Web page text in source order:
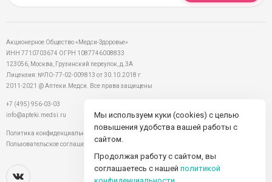
Акционерное Общество «Медси-Здоровье»
ИНН 7710703674 ОГРН 1087746008833
123056, Москва, Грузинский переулок, д.3А
Лицензия: №ЛО-77-02-009813 от 30.10.2018 г
2011-2021 @ Аптеки.Медси. Все права защищены
+7 (495) 956-03-03
info@apteki.medsi.ru
Политика конфиденциальности
Пользовательское соглашение
Мы используем куки (cookies) с целью
повышения удобства вашей работы с
сайтом.
Продолжая работу с сайтом, вы
соглашаетесь с нашей политикой